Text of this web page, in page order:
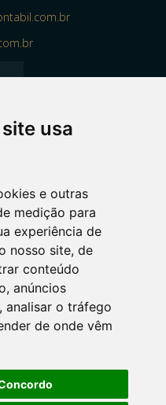
usa
e outras
medição para
experiência de
nosso site, de
conteúdo
anúncios
analisar o tráfego
de onde vêm